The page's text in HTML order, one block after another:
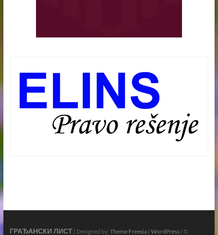
ГРАЂАНСКИ ЛИСТ| Designed by: Theme Freesia| WordPress| ©